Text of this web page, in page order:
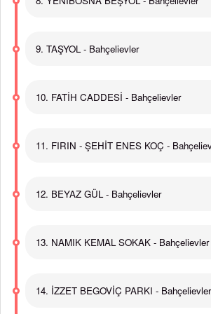
9. TAŞYOL - Bahçelievler
10. FATİH CADDESİ - Bahçelievler
11. FIRIN - ŞEHİT ENES KOÇ -
12. BEYAZ GÜL - Bahçelievler
13. NAMIK KEMAL SOKAK - Bahçelievler
14. İZZET BEGOVİÇ PARKI - Bahçelievler